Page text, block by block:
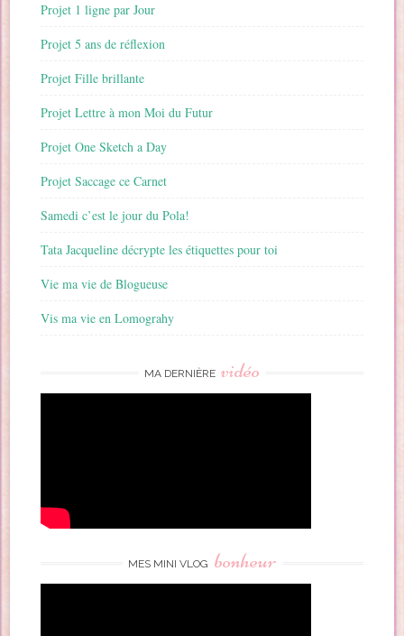
Projet 1 ligne par Jour
Projet 5 ans de réflexion
Projet Fille brillante
Projet Lettre à mon Moi du Futur
Projet One Sketch a Day
Projet Saccage ce Carnet
Samedi c’est le jour du Pola!
Tata Jacqueline décrypte les étiquettes pour toi
Vie ma vie de Blogueuse
Vis ma vie en Lomograhy
MA DERNIÈRE vidéo
MES MINI VLOG bonheur